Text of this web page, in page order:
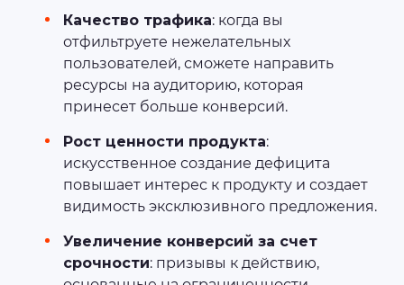
Качество трафика: когда вы
отфильтруете нежелательных
пользователей, сможете направить
ресурсы на аудиторию, которая
принесет больше конверсий.
Рост ценности продукта:
искусственное создание дефицита
повышает интерес к продукту и создает
видимость эксклюзивного предложения.
Увеличение конверсий за счет
срочности: призывы к действию,